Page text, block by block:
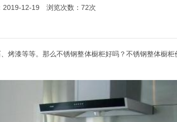
2019-12-19 浏览次数： 72次
烤漆等等。那么不锈钢整体橱柜好吗？不锈钢整体橱